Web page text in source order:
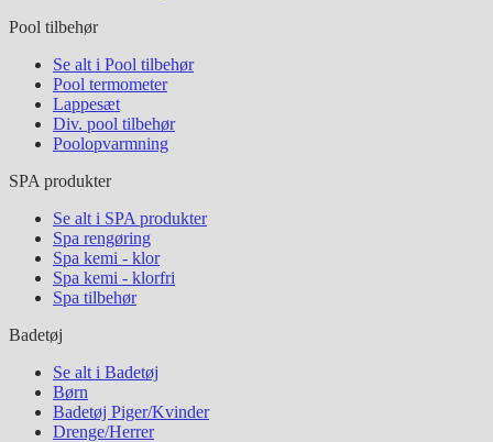
Pool tilbehør
Se alt i Pool tilbehør
Pool termometer
Lappesæt
Div. pool tilbehør
Poolopvarmning
SPA produkter
Se alt i SPA produkter
Spa rengøring
Spa kemi - klor
Spa kemi - klorfri
Spa tilbehør
Badetøj
Se alt i Badetøj
Børn
Badetøj Piger/Kvinder
Drenge/Herrer